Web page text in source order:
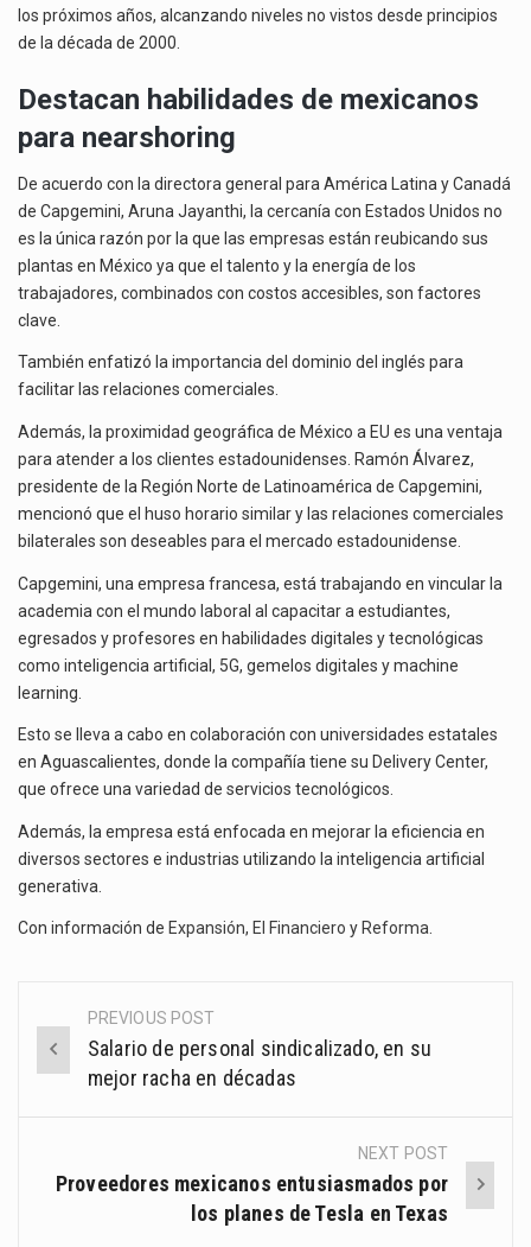
los próximos años, alcanzando niveles no vistos desde principios
de la década de 2000.
Destacan habilidades de mexicanos
para nearshoring
De acuerdo con la directora general para América Latina y Canadá
de Capgemini, Aruna Jayanthi, la cercanía con Estados Unidos no
es la única razón por la que las empresas están reubicando sus
plantas en México ya que el talento y la energía de los
trabajadores, combinados con costos accesibles, son factores
clave.
También enfatizó la importancia del dominio del inglés para
facilitar las relaciones comerciales.
Además, la proximidad geográfica de México a EU es una ventaja
para atender a los clientes estadounidenses. Ramón Álvarez,
presidente de la Región Norte de Latinoamérica de Capgemini,
mencionó que el huso horario similar y las relaciones comerciales
bilaterales son deseables para el mercado estadounidense.
Capgemini, una empresa francesa, está trabajando en vincular la
academia con el mundo laboral al capacitar a estudiantes,
egresados y profesores en habilidades digitales y tecnológicas
como inteligencia artificial, 5G, gemelos digitales y machine
learning.
Esto se lleva a cabo en colaboración con universidades estatales
en Aguascalientes, donde la compañía tiene su Delivery Center,
que ofrece una variedad de servicios tecnológicos.
Además, la empresa está enfocada en mejorar la eficiencia en
diversos sectores e industrias utilizando la inteligencia artificial
generativa.
Con información de Expansión, El Financiero y Reforma.
Post
navigation
PREVIOUS POST
Salario de personal sindicalizado, en su
mejor racha en décadas
NEXT POST
Proveedores mexicanos entusiasmados por
los planes de Tesla en Texas